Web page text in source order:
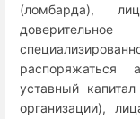
(ломбарда),
распоряжаться
уставный
организации),